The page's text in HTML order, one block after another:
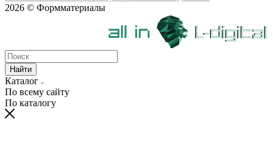
2026 © Формматериалы
Найти
Каталог
По всему сайту
По каталогу